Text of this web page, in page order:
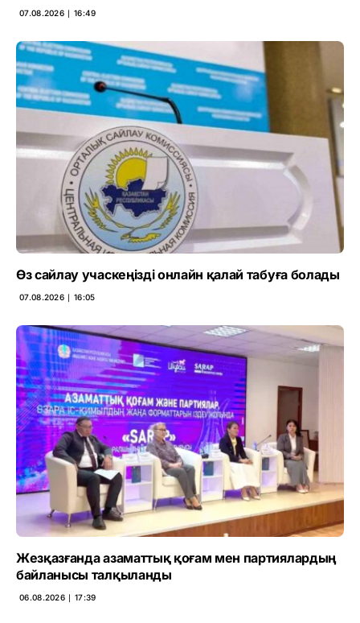
07.08.2026 ∣ 16:49
Өз сайлау учаскеңізді онлайн қалай табуға болады
07.08.2026 ∣ 16:05
Жезқазғанда азаматтық қоғам мен партиялардың
байланысы талқыланды
06.08.2026 ∣ 17:39